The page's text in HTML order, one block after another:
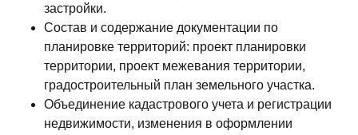
застройки.
Состав и содержание документации по
планировке территорий: проект планировки
территории, проект межевания территории,
градостроительный план земельного участка.
Объединение кадастрового учета и регистрации
недвижимости, изменения в оформлении